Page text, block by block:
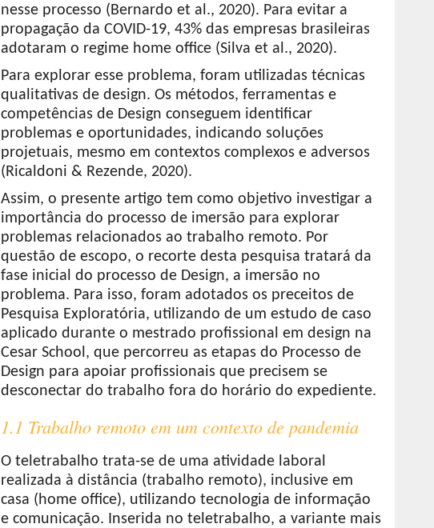
nesse processo (Bernardo et al., 2020). Para evitar a
propagação da COVID-19, 43% das empresas brasileiras
adotaram o regime home office (Silva et al., 2020).
Para explorar esse problema, foram utilizadas técnicas
qualitativas de design. Os métodos, ferramentas e
competências de Design conseguem identificar
problemas e oportunidades, indicando soluções
projetuais, mesmo em contextos complexos e adversos
(Ricaldoni & Rezende, 2020).
Assim, o presente artigo tem como objetivo investigar a
importância do processo de imersão para explorar
problemas relacionados ao trabalho remoto. Por
questão de escopo, o recorte desta pesquisa tratará da
fase inicial do processo de Design, a imersão no
problema. Para isso, foram adotados os preceitos de
Pesquisa Exploratória, utilizando de um estudo de caso
aplicado durante o mestrado profissional em design na
Cesar School, que percorreu as etapas do Processo de
Design para apoiar profissionais que precisem se
desconectar do trabalho fora do horário do expediente.
1.1 Trabalho remoto em um contexto de pandemia
O teletrabalho trata-se de uma atividade laboral
realizada à distância (trabalho remoto), inclusive em
casa (home office), utilizando tecnologia de informação
e comunicação. Inserida no teletrabalho, a variante mais